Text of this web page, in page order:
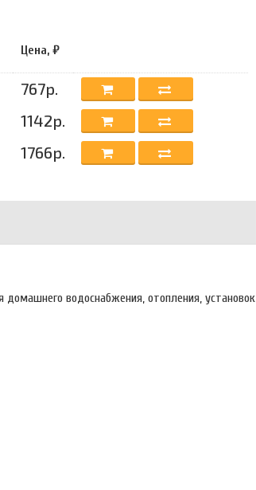
Цена, ₽
767р.
1142р.
1766р.
водоснабжения, отопления, установок